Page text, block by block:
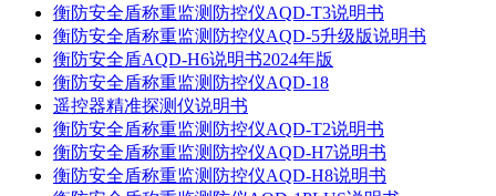
衡防安全盾称重监测防控仪AQD-T3说明书
衡防安全盾称重监测防控仪AQD-5升级版说明书
衡防安全盾AQD-H6说明书2024年版
衡防安全盾称重监测防控仪AQD-18
遥控器精准探测仪说明书
衡防安全盾称重监测防控仪AQD-T2说明书
衡防安全盾称重监测防控仪AQD-H7说明书
衡防安全盾称重监测防控仪AQD-H8说明书